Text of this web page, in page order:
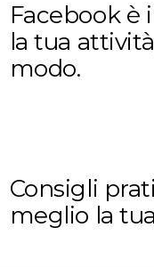
Facebook è
la tua
modo.
Consigli
meglio la